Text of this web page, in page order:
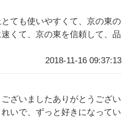
ても使いやすくて、京の東の
くて、京の東を信頼して、品
2018-11-16 09:37:13
ざいましたありがとうござい
いで、ずっと好きになってい